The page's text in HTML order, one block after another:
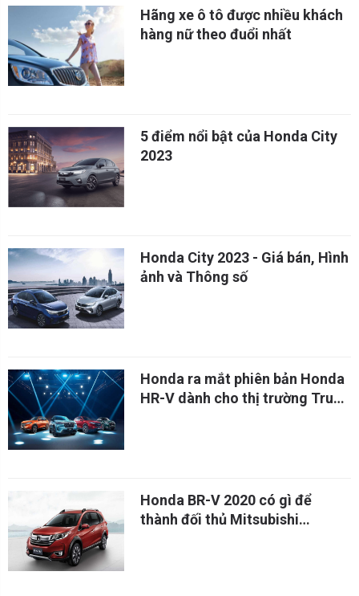
Hãng xe ô tô được nhiều khách
hàng nữ theo đuổi nhất
5 điểm nổi bật của Honda City
2023
Honda City 2023 - Giá bán, Hình
ảnh và Thông số
Honda ra mắt phiên bản Honda
HR-V dành cho thị trường Trung
Honda BR-V 2020 có gì để
thành đối thủ Mitsubishi